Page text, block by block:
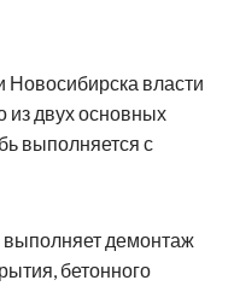
власти
из двух основных
выполняется с
демонтаж
бетонного